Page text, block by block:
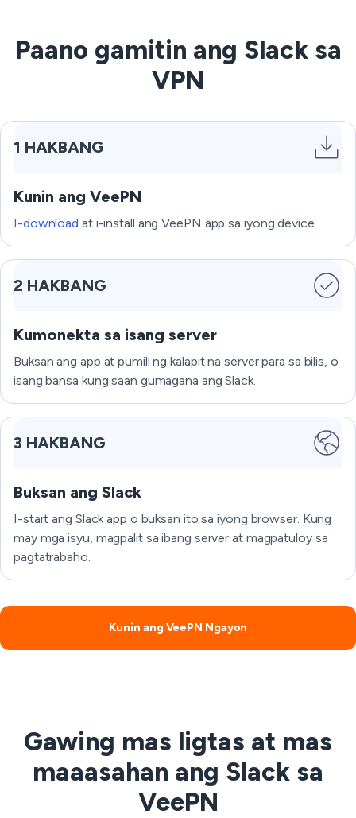
Paano gamitin ang Slack sa
VPN
1 HAKBANG
Kunin ang VeePN
I-download at i-install ang VeePN app sa iyong device.
2 HAKBANG
Kumonekta sa isang server
Buksan ang app at pumili ng kalapit na server para sa bilis, o
isang bansa kung saan gumagana ang Slack.
3 HAKBANG
Buksan ang Slack
I-start ang Slack app o buksan ito sa iyong browser. Kung
may mga isyu, magpalit sa ibang server at magpatuloy sa
pagtatrabaho.
Kunin ang VeePN Ngayon
Gawing mas ligtas at mas
maaasahan ang Slack sa
VeePN